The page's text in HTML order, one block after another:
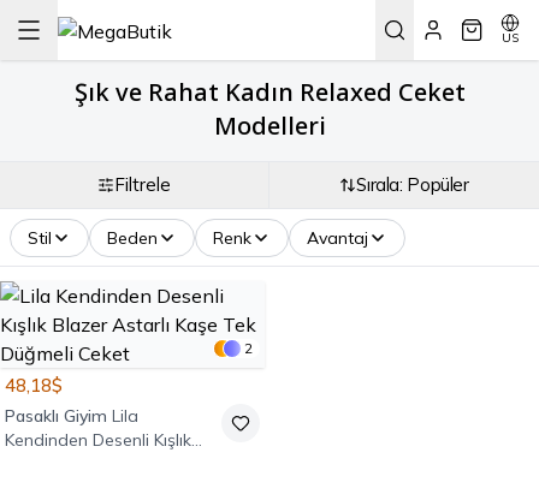
US
Şık ve Rahat Kadın Relaxed Ceket
Modelleri
Filtrele Sırala: Popüler
Stil Beden Renk Avantaj
2
48,18$
Pasaklı Giyim Lila
Kendinden Desenli Kışlık